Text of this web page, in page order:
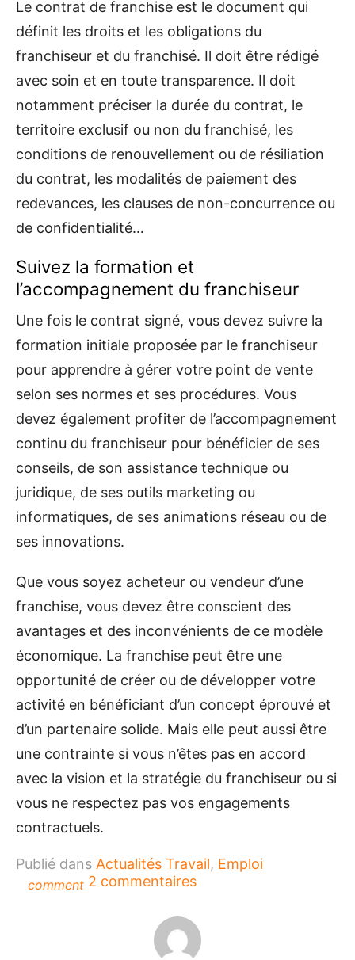
Le contrat de franchise est le document qui
définit les droits et les obligations du
franchiseur et du franchisé. Il doit être rédigé
avec soin et en toute transparence. Il doit
notamment préciser la durée du contrat, le
territoire exclusif ou non du franchisé, les
conditions de renouvellement ou de résiliation
du contrat, les modalités de paiement des
redevances, les clauses de non-concurrence ou
de confidentialité…
Suivez la formation et
l’accompagnement du franchiseur
Une fois le contrat signé, vous devez suivre la
formation initiale proposée par le franchiseur
pour apprendre à gérer votre point de vente
selon ses normes et ses procédures. Vous
devez également profiter de l’accompagnement
continu du franchiseur pour bénéficier de ses
conseils, de son assistance technique ou
juridique, de ses outils marketing ou
informatiques, de ses animations réseau ou de
ses innovations.
Que vous soyez acheteur ou vendeur d’une
franchise, vous devez être conscient des
avantages et des inconvénients de ce modèle
économique. La franchise peut être une
opportunité de créer ou de développer votre
activité en bénéficiant d’un concept éprouvé et
d’un partenaire solide. Mais elle peut aussi être
une contrainte si vous n’êtes pas en accord
avec la vision et la stratégie du franchiseur ou si
vous ne respectez pas vos engagements
contractuels.
Publié dans Actualités Travail, Emploi
comment 2 commentairessur
dans
la